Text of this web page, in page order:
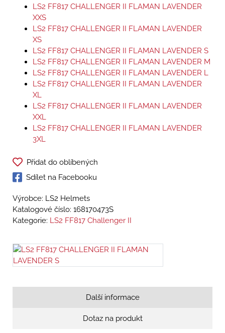
LS2 FF817 CHALLENGER II FLAMAN LAVENDER
XXS
LS2 FF817 CHALLENGER II FLAMAN LAVENDER
XS
LS2 FF817 CHALLENGER II FLAMAN LAVENDER S
LS2 FF817 CHALLENGER II FLAMAN LAVENDER M
LS2 FF817 CHALLENGER II FLAMAN LAVENDER L
LS2 FF817 CHALLENGER II FLAMAN LAVENDER
XL
LS2 FF817 CHALLENGER II FLAMAN LAVENDER
XXL
LS2 FF817 CHALLENGER II FLAMAN LAVENDER
3XL
Přidat do oblíbených
Sdílet na Facebooku
Výrobce: LS2 Helmets
Katalogové číslo: 168170473S
Kategorie: LS2 FF817 Challenger II
Další informace
Dotaz na produkt